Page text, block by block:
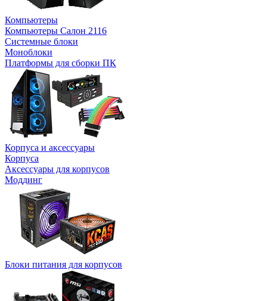
Компьютеры
Компьютеры Салон 2116
Системные блоки
Моноблоки
Платформы для сборки ПК
Корпуса и аксессуары
Корпуса
Аксессуары для корпусов
Моддинг
Блоки питания для корпусов